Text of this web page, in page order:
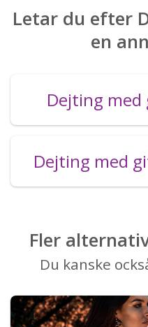
Letar du efter
en
Dejting
Dejting med
Fler
Du kanske